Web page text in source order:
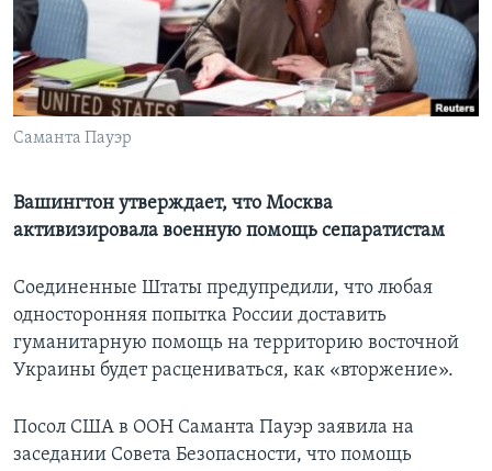
Learning English
СОЦИАЛЬНЫЕ СЕТИ
Языки
Саманта Пауэр
Вашингтон утверждает, что Москва
активизировала военную помощь сепаратистам
Соединенные Штаты предупредили, что любая
односторонняя попытка России доставить
гуманитарную помощь на территорию восточной
Украины будет расцениваться, как «вторжение».
Посол США в ООН Саманта Пауэр заявила на
заседании Совета Безопасности, что помощь